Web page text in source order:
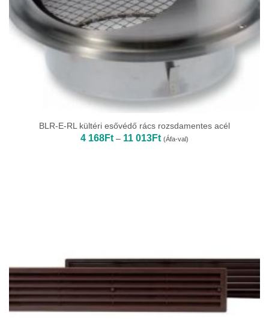
BLR-E-RL kültéri esővédő rács rozsdamentes acél
4 168Ft – 11 013FtÁrtartomány:
4
(Áfa-val)